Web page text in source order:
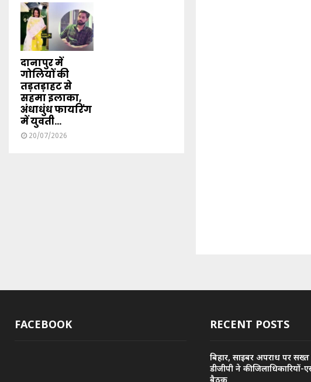
दानापुर में
गोलियों की
तड़तड़ाहट से
सहमा इलाका,
अंधाधुंध फायरिंग
में युवती...
20/07/2026
FACEBOOK RECENT POSTS
बिहार, साइबर अपराध पर
डीजीपी ने की जिलाधिकारियों-